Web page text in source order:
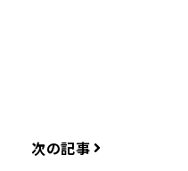
次の記事